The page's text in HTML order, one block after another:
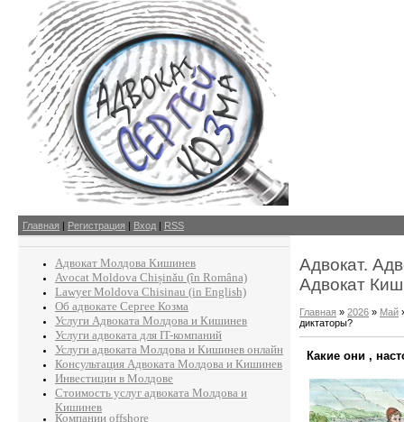
Главная | Регистрация | Вход | RSS
Адвокат Молдова Кишинев
Avocat Moldova Chișinău (în Româna)
Lawyer Moldova Chisinau (in English)
Об адвокате Сергее Козма
Услуги Адвоката Молдова и Кишинев
Услуги адвоката для IT-компаний
Услуги адвоката Молдова и Кишинев онлайн
Консультация Адвоката Молдова и Кишинев
Инвестиции в Молдове
Стоимость услуг адвоката Молдова и
Кишинев
Компании offshore
Адвокат.
Адвокат
Главная » 2026 » Май
диктаторы?
Какие они ,